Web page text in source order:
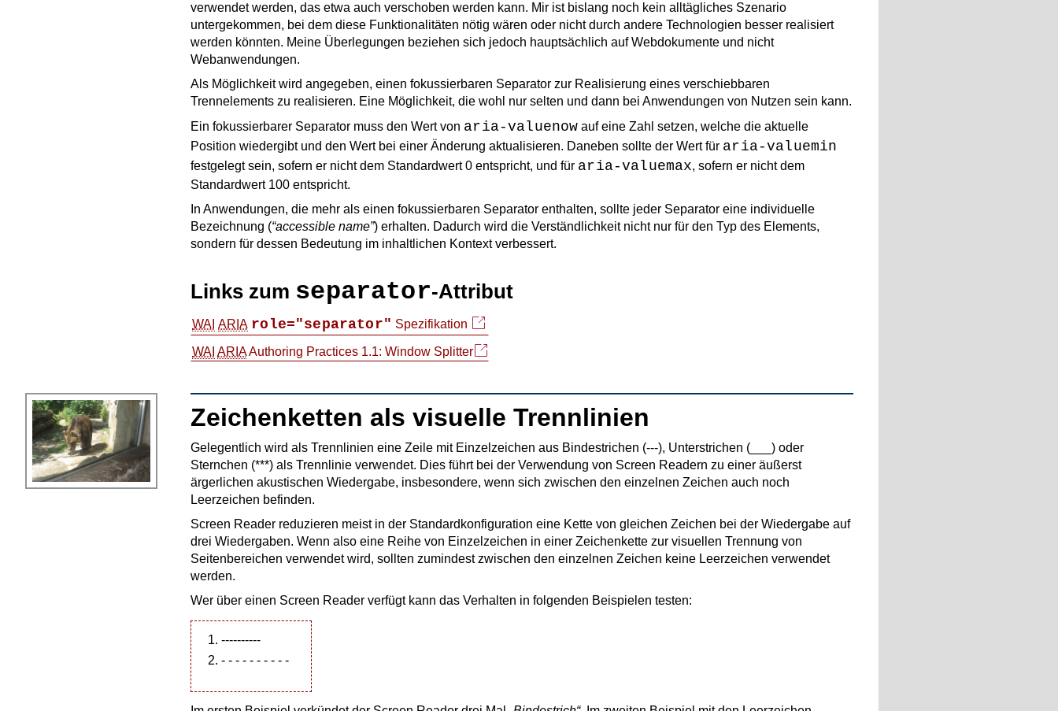
verwendet werden, das etwa auch verschoben werden kann. Mir ist bislang noch kein alltägliches Szenario
untergekommen, bei dem diese Funktionalitäten nötig wären oder nicht durch andere Technologien besser realisiert
werden könnten. Meine Überlegungen beziehen sich jedoch hauptsächlich auf Webdokumente und nicht
Webanwendungen.
Als Möglichkeit wird angegeben, einen fokussierbaren Separator zur Realisierung eines verschiebbaren
Trennelements zu realisieren. Eine Möglichkeit, die wohl nur selten und dann bei Anwendungen von Nutzen sein kann.
Ein fokussierbarer Separator muss den Wert von aria-valuenow auf eine Zahl setzen, welche die aktuelle
Position wiedergibt und den Wert bei einer Änderung aktualisieren. Daneben sollte der Wert für aria-valuemin
festgelegt sein, sofern er nicht dem Standardwert 0 entspricht, und für aria-valuemax, sofern er nicht dem
Standardwert 100 entspricht.
In Anwendungen, die mehr als einen fokussierbaren Separator enthalten, sollte jeder Separator eine individuelle
Bezeichnung ( accessible name ) erhalten. Dadurch wird die Verständlichkeit nicht nur für den Typ des Elements,
sondern für dessen Bedeutung im inhaltlichen Kontext verbessert.
Links zum separator-Attribut
WAI ARIA role="separator" Spezifikation
WAI ARIAAuthoring Practices 1.1: Window Splitter
Zeichenketten als visuelle Trennlinien
Gelegentlich wird als Trennlinien eine Zeile mit Einzelzeichen aus Bindestrichen (---), Unterstrichen (___) oder
Sternchen (***) als Trennlinie verwendet. Dies führt bei der Verwendung von Screen Readern zu einer äußerst
ärgerlichen akustischen Wiedergabe, insbesondere, wenn sich zwischen den einzelnen Zeichen auch noch
Leerzeichen befinden.
Screen Reader reduzieren meist in der Standardkonfiguration eine Kette von gleichen Zeichen bei der Wiedergabe auf
drei Wiedergaben. Wenn also eine Reihe von Einzelzeichen in einer Zeichenkette zur visuellen Trennung von
Seitenbereichen verwendet wird, sollten zumindest zwischen den einzelnen Zeichen keine Leerzeichen verwendet
werden.
Wer über einen Screen Reader verfügt kann das Verhalten in folgenden Beispielen testen:
----------
- - - - - - - - - -